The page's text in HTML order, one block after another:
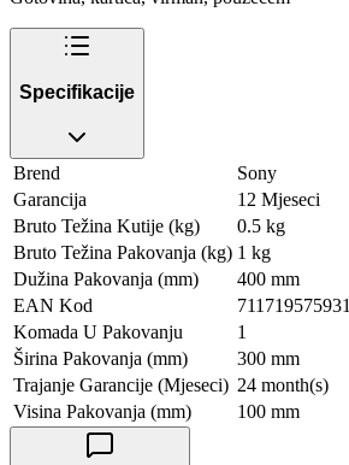
Specifikacije
Brend
Sony
Garancija
12 Mjeseci
Bruto Težina Kutije (kg)
0.5 kg
Bruto Težina Pakovanja (kg) 1 kg
Dužina Pakovanja (mm)
400 mm
EAN Kod
711719575931
Komada U Pakovanju
1
Širina Pakovanja (mm)
300 mm
Trajanje Garancije (Mjeseci) 24 month(s)
Visina Pakovanja (mm)
100 mm